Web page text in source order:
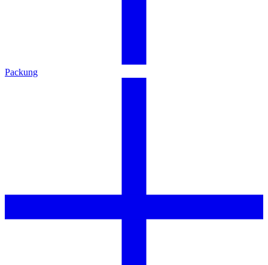
Packung